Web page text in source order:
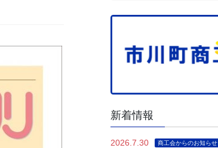
新着情報
2026.7.30 商工会からのお知らせ